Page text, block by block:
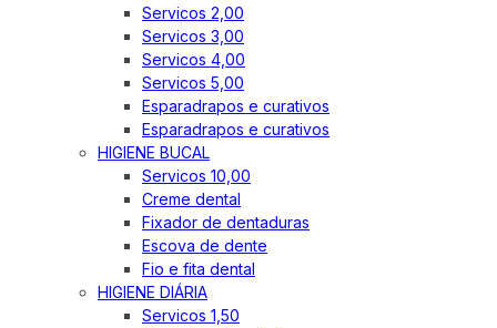
Servicos 2,00
Servicos 3,00
Servicos 4,00
Servicos 5,00
Esparadrapos e curativos
Esparadrapos e curativos
HIGIENE BUCAL
Servicos 10,00
Creme dental
Fixador de dentaduras
Escova de dente
Fio e fita dental
HIGIENE DIÁRIA
Servicos 1,50